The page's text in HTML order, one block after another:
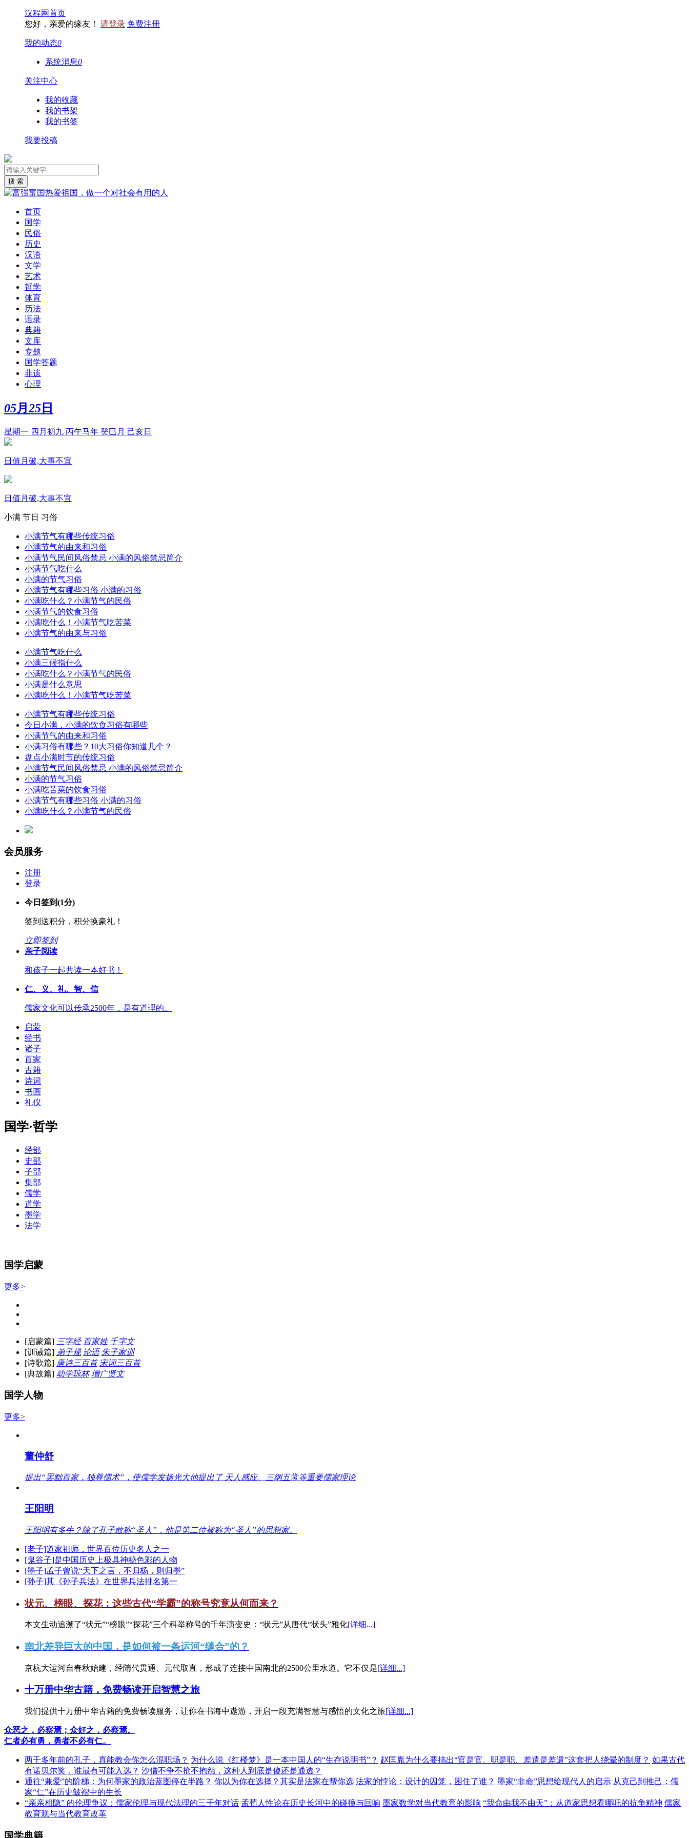
汉程网首页
您好，亲爱的缘友！ 请登录 免费注册
我的动态0
系统消息0
关注中心
我的收藏
我的书架
我的书签
我要投稿
首页
国学
民俗
历史
汉语
文学
艺术
哲学
体育
历法
语录
典籍
文库
专题
国学答题
非遗
心理
05月 25 日
星期一 四月初九 丙午马年 癸巳月 己亥日
日值月破,大事不宜
日值月破,大事不宜
小满 节日 习俗
小满节气有哪些传统习俗
小满节气的由来和习俗
小满节气民间风俗禁忌 小满的风俗禁忌简介
小满节气吃什么
小满的节气习俗
小满节气有哪些习俗 小满的习俗
小满吃什么？小满节气的民俗
小满节气的饮食习俗
小满吃什么！小满节气吃苦菜
小满节气的由来与习俗
小满节气吃什么
小满三候指什么
小满吃什么？小满节气的民俗
小满是什么意思
小满吃什么！小满节气吃苦菜
小满节气有哪些传统习俗
今日小满，小满的饮食习俗有哪些
小满节气的由来和习俗
小满习俗有哪些？10大习俗你知道几个？
盘点小满时节的传统习俗
小满节气民间风俗禁忌 小满的风俗禁忌简介
小满的节气习俗
小满吃苦菜的饮食习俗
小满节气有哪些习俗 小满的习俗
小满吃什么？小满节气的民俗
会员服务
注册
登录
今日签到(1分)
签到送积分，积分换豪礼！
立即签到
亲子阅读
和孩子一起共读一本好书！
仁、义、礼、智、信
儒家文化可以传承2500年，是有道理的。
启蒙
经书
诸子
百家
古籍
诗词
书画
礼仪
国学·哲学
经部
史部
子部
集部
儒学
道学
墨学
法学
国学启蒙
更多>
[启蒙篇] 三字经 百家姓 千字文
[训诫篇] 弟子规 论语 朱子家训
[诗歌篇] 唐诗三百首 宋词三百首
[典故篇] 幼学琼林 增广贤文
国学人物
更多>
董仲舒
提出“罢黜百家，独尊儒术”，使儒学发扬光大他提出了 天人感应、三纲五常等重要儒家理论
王阳明
王阳明有多牛？除了孔子敢称“圣人”，他是第二位被称为“圣人”的思想家。
[老子]道家祖师，世界百位历史名人之一
[鬼谷子]是中国历史上极具神秘色彩的人物
[墨子]孟子曾说“天下之言，不归杨，则归墨”
[孙子]其《孙子兵法》在世界兵法排名第一
状元、榜眼、探花：这些古代“学霸”的称号究竟从何而来？
本文生动追溯了“状元”“榜眼”“探花”三个科举称号的千年演变史：“状元”从唐代“状头”雅化[详细...]
南北差异巨大的中国，是如何被一条运河“缝合”的？
京杭大运河自春秋始建，经隋代贯通、元代取直，形成了连接中国南北的2500公里水道。它不仅是[详细...]
十万册中华古籍，免费畅读开启智慧之旅
我们提供十万册中华古籍的免费畅读服务，让你在书海中遨游，开启一段充满智慧与感悟的文化之旅[详细...]
众恶之，必察焉；众好之，必察焉。
仁者必有勇，勇者不必有仁。
两千多年前的孔子，真能教会你怎么混职场？ 为什么说《红楼梦》是一本中国人的“生存说明书”？ 赵匡胤为什么要搞出“官是官、职是职、差遣是差遣”这套把人绕晕的制度？ 如果古代
有诺贝尔奖，谁最有可能入选？ 沙僧不争不抢不抱怨，这种人到底是傻还是通透？
通往“兼爱”的阶梯：为何墨家的政治蓝图停在半路？ 你以为你在选择？其实是法家在帮你选 法家的悖论：设计的囚笼，困住了谁？ 墨家“非命”思想给现代人的启示 从克己到推己：儒
家“仁”在历史皱褶中的生长
“亲亲相隐” 的伦理争议：儒家伦理与现代法理的三千年对话 孟荀人性论在历史长河中的碰撞与回响 墨家数学对当代教育的影响 “我命由我不由天”：从道家思想看哪吒的抗争精神 儒家
教育观与当代教育改革
国学典籍